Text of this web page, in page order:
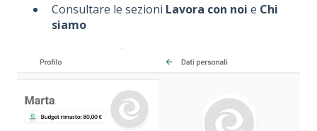
Consultare le sezioni Lavora con noi e Chi
siamo